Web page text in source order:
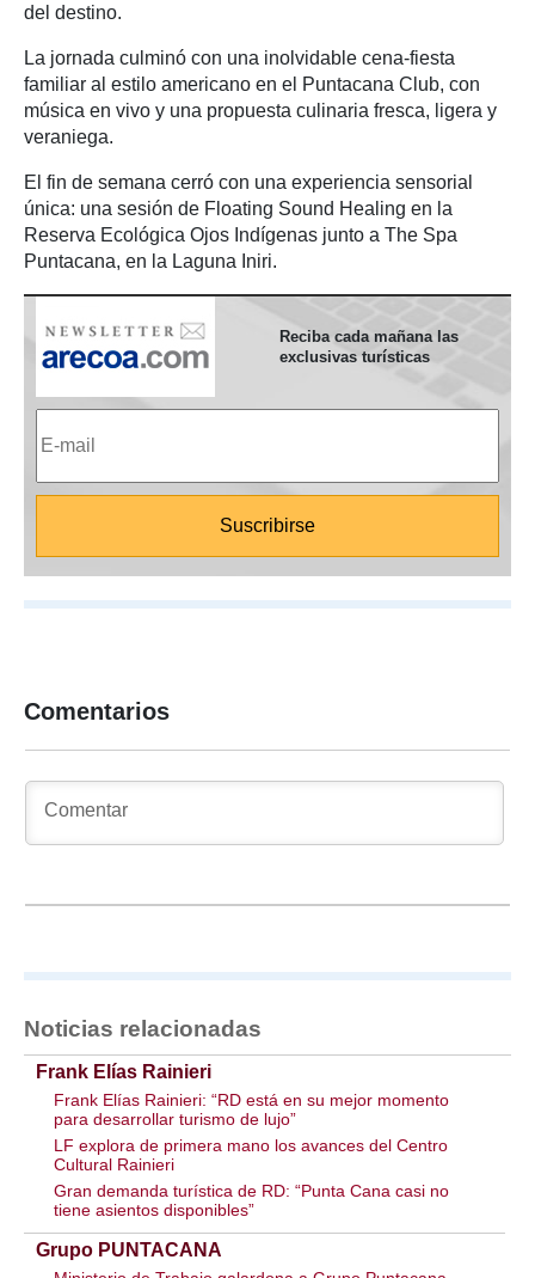
del destino.
La jornada culminó con una inolvidable cena-fiesta
familiar al estilo americano en el Puntacana Club, con
música en vivo y una propuesta culinaria fresca, ligera y
veraniega.
El fin de semana cerró con una experiencia sensorial
única: una sesión de Floating Sound Healing en la
Reserva Ecológica Ojos Indígenas junto a The Spa
Puntacana, en la Laguna Iniri.
Reciba cada mañana las
exclusivas turísticas
Comentarios
Noticias relacionadas
Frank Elías Rainieri
Frank Elías Rainieri: “RD está en su mejor momento
para desarrollar turismo de lujo”
LF explora de primera mano los avances del Centro
Cultural Rainieri
Gran demanda turística de RD: “Punta Cana casi no
tiene asientos disponibles”
Grupo PUNTACANA